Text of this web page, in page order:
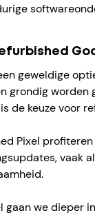
geweldige
grondig
de keuze voor
Pixel
vaak
gaan we dieper